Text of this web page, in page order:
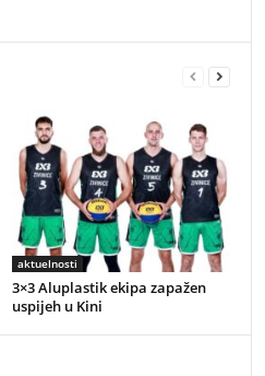
aktuelnosti
3×3 Aluplastik ekipa zapažen
uspijeh u Kini